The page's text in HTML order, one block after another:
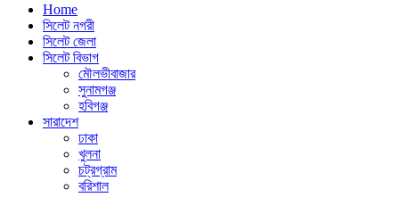
Home
সিলেট নগরী
সিলেট জেলা
সিলেট বিভাগ
মৌলভীবাজার
সুনামগঞ্জ
হবিগঞ্জ
সারাদেশ
ঢাকা
খুলনা
চট্রগ্রাম
বরিশাল